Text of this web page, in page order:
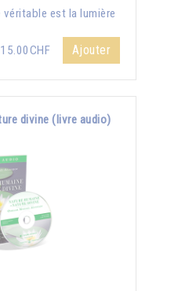
est la lumière
15.00CHF Ajouter
divine (livre audio)